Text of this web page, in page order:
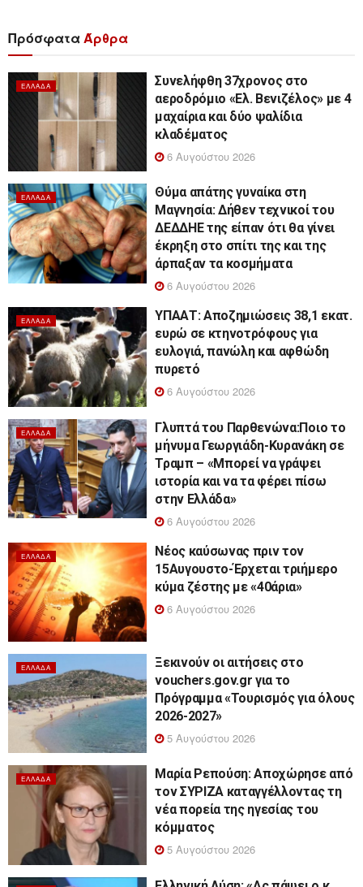
ΠρόσφαταΆρθρα
ΕΛΛΆΔΑ
Συνελήφθη 37χρονος στο
αεροδρόμιο «Ελ. Βενιζέλος» με 4
μαχαίρια και δύο ψαλίδια
κλαδέματος
6 Αυγούστου 2026
ΕΛΛΆΔΑ
Θύμα απάτης γυναίκα στη
Μαγνησία: Δήθεν τεχνικοί του
ΔΕΔΔΗΕ της είπαν ότι θα γίνει
έκρηξη στο σπίτι της και της
άρπαξαν τα κοσμήματα
6 Αυγούστου 2026
ΕΛΛΆΔΑ
ΥΠΑΑΤ: Αποζημιώσεις 38,1 εκατ.
ευρώ σε κτηνοτρόφους για
ευλογιά, πανώλη και αφθώδη
πυρετό
6 Αυγούστου 2026
ΕΛΛΆΔΑ
Γλυπτά του Παρθενώνα:Ποιο το
μήνυμα Γεωργιάδη-Κυρανάκη σε
Τραμπ – «Μπορεί να γράψει
ιστορία και να τα φέρει πίσω
στην Ελλάδα»
6 Αυγούστου 2026
ΕΛΛΆΔΑ
Νέος καύσωνας πριν τον
15Αυγουστο-Έρχεται τριήμερο
κύμα ζέστης με «40άρια»
6 Αυγούστου 2026
ΕΛΛΆΔΑ
Ξεκινούν οι αιτήσεις στο
vouchers.gov.gr για το
Πρόγραμμα «Τουρισμός για όλους
2026-2027»
5 Αυγούστου 2026
ΕΛΛΆΔΑ
Μαρία Ρεπούση: Αποχώρησε από
τον ΣΥΡΙΖΑ καταγγέλλοντας τη
νέα πορεία της ηγεσίας του
κόμματος
5 Αυγούστου 2026